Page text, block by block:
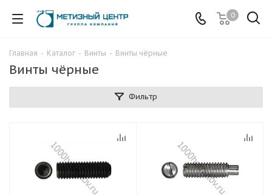
0
Главная - Каталог - Винты - Винты чёрные
Винты чёрные
Фильтр